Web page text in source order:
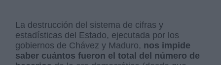
La destrucción del sistema de cifras y
estadísticas del Estado, ejecutada por los
gobiernos de Chávez y Maduro, nos impide
saber cuántos fueron el total del número de